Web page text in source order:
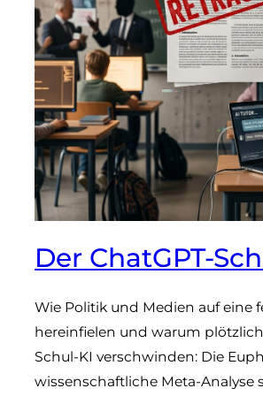
Der ChatGPT-
Wie Politik und Medien auf eine
hereinfielen und warum
Schul-KI verschwinden: Die
wissenschaftliche Meta-Analyse